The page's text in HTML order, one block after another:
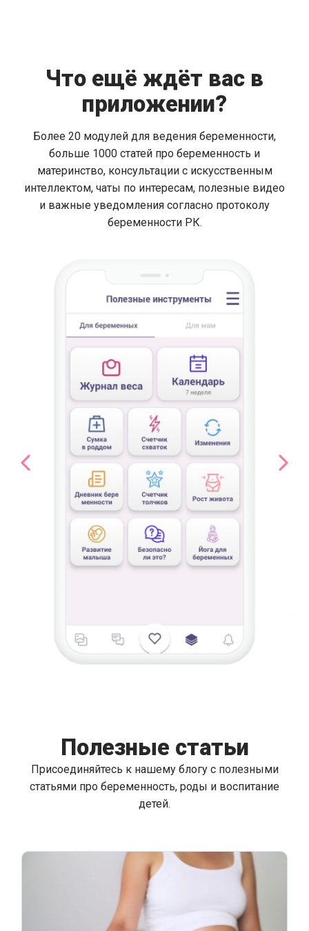
Что ещё ждёт вас в
приложении?
Более 20 модулей для ведения беременности,
больше 1000 статей про беременность и
материнство, консультации с искусственным
интеллектом, чаты по интересам, полезные видео
и важные уведомления согласно протоколу
беременности РК.
Полезные статьи
Присоединяйтесь к нашему блогу с полезными
статьями про беременность, роды и воспитание
детей.